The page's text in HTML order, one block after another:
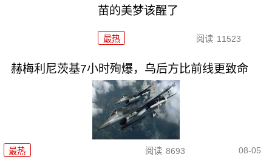
苗的美梦该醒了
最热 阅读 11523
赫梅利尼茨基7小时殉爆，乌后方比前线更致命
最热 阅读 8693 08-05